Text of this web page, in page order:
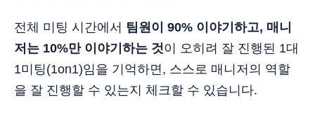
전체 미팅 시간에서 팀원이 90% 이야기하고, 매니
저는 10%만 이야기하는 것이 오히려 잘 진행된 1대
1미팅(1on1)임을 기억하면, 스스로 매니저의 역할
을 잘 진행할 수 있는지 체크할 수 있습니다.